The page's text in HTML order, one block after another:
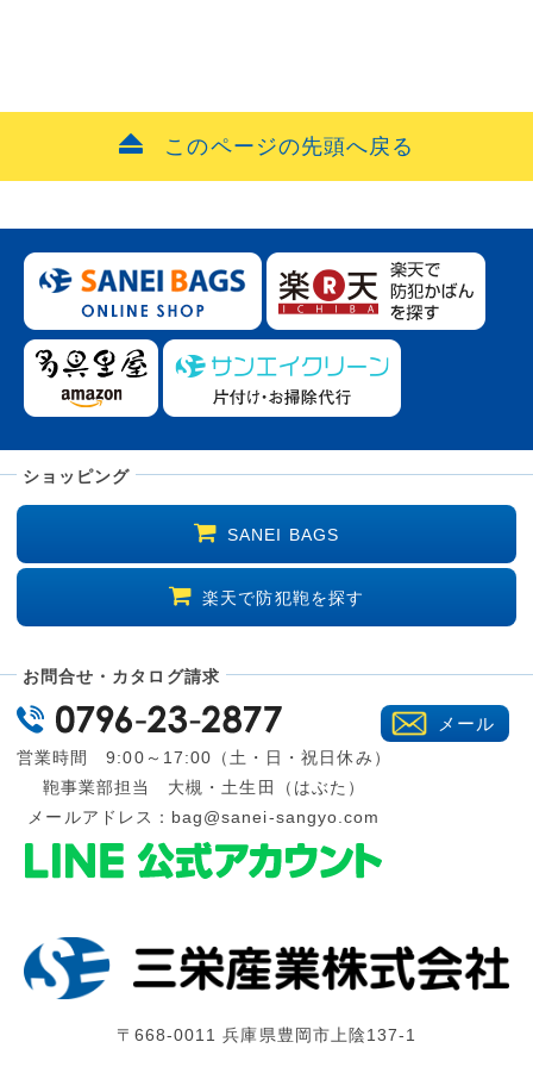
このページの先頭へ戻る
ショッピング
SANEI BAGS
楽天で防犯鞄を探す
お問合せ・カタログ請求
営業時間 9:00～17:00（土・日・祝日休み）
鞄事業部担当 大槻・土生田（はぶた）
メールアドレス： bag@sanei-sangyo.com
メール
〒668-0011 兵庫県豊岡市上陰137-1